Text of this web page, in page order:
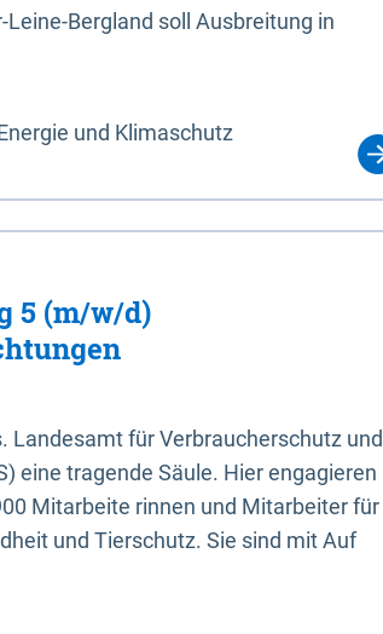
Bergland soll Ausbreitung in
und Klimaschutz
5 (m/w/d)
Landesamt für Verbraucherschutz und
eine tragende Säule. Hier engagieren
Mitarbeite rinnen und Mitarbeiter für
und Tierschutz. Sie sind mit Auf